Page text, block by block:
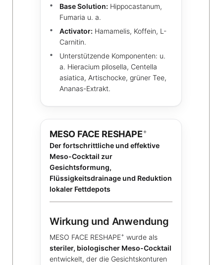
Base Solution: Hippocastanum,
Fumaria u. a.
Activator: Hamamelis, Koffein, L-
Carnitin.
Unterstützende Komponenten: u.
a. Hieracium pilosella, Centella
asiatica, Artischocke, grüner Tee,
Ananas-Extrakt.
MESO FACE RESHAPE+
Der fortschrittliche und effektive
Meso-Cocktail zur
Gesichtsformung,
Flüssigkeitsdrainage und Reduktion
lokaler Fettdepots
Wirkung und Anwendung
MESO FACE RESHAPE+ wurde als
steriler, biologischer Meso-Cocktail
entwickelt, der die Gesichtskonturen